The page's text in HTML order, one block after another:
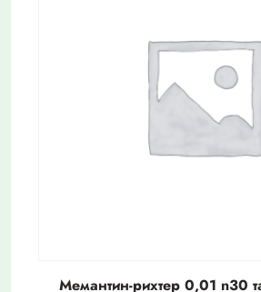
Мемантин-рихтер 0,01 n30